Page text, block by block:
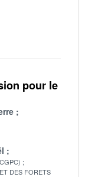
pour le
DES FORETS